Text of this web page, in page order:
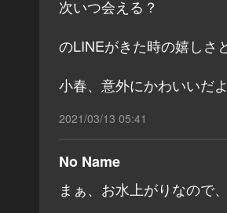
次いつ会える？
のLINEがきた時の嬉しさ
小春、意外にかわいいだ
2021/03/13 05:41
No Name
まぁ、お水上がりなので